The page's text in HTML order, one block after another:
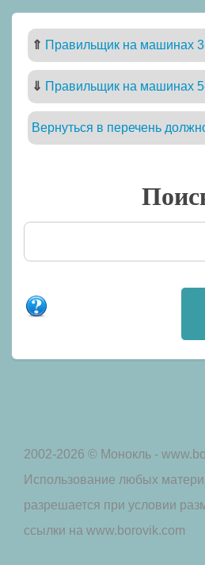
⇑ Правильщик на машинах
⇓ Правильщик на машинах
Вернуться в перечень
2002-2026 © Монокль -
Использование любых
разрешается при условии
ссылки на www.borovik.com